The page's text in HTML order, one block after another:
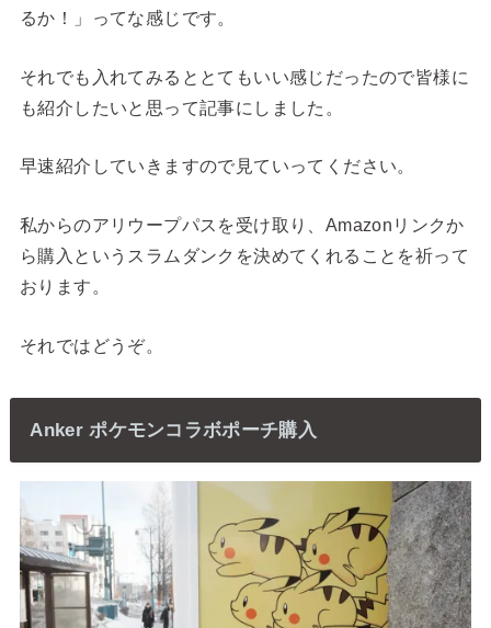
るか！」ってな感じです。
それでも入れてみるととてもいい感じだったので皆様に
も紹介したいと思って記事にしました。
早速紹介していきますので見ていってください。
私からのアリウープパスを受け取り、Amazonリンクか
ら購入というスラムダンクを決めてくれることを祈って
おります。
それではどうぞ。
Anker ポケモンコラボポーチ購入